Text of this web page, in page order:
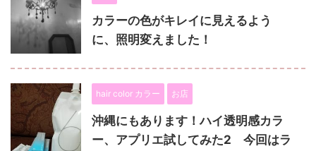
カラーの色がキレイに見えるよう
に、照明変えました！
hair color カラー お店
沖縄にもあります！ハイ透明感カラ
ー、アプリエ試してみた2 今回はラ